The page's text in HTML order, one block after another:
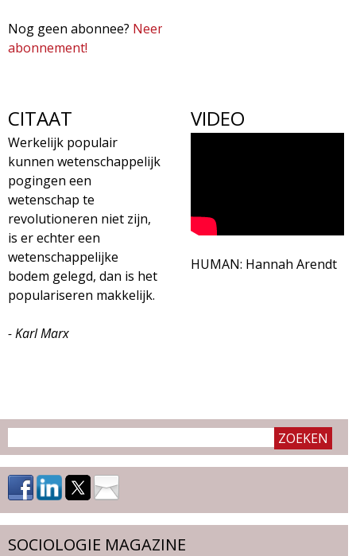
Nog geen abonnee? Neem nu een
abonnement!
CITAAT
Werkelijk populair
kunnen wetenschappelijk
pogingen een
wetenschap te
revolutioneren niet zijn,
is er echter een
wetenschappelijke
bodem gelegd, dan is het
populariseren makkelijk.
- Karl Marx
VIDEO
HUMAN: Hannah Arendt
SOCIOLOGIE MAGAZINE